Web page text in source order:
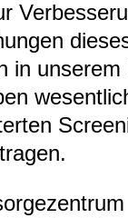
in